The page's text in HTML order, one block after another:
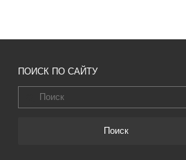
ПОИСК ПО САЙТУ